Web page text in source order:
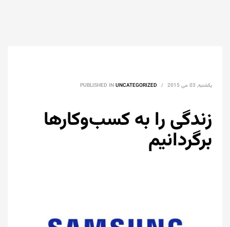
یکشنبه, 03 می 2015 /
PUBLISHED IN UNCATEGORIZED
زندگی را به کسب‌وکارها
برگردانیم